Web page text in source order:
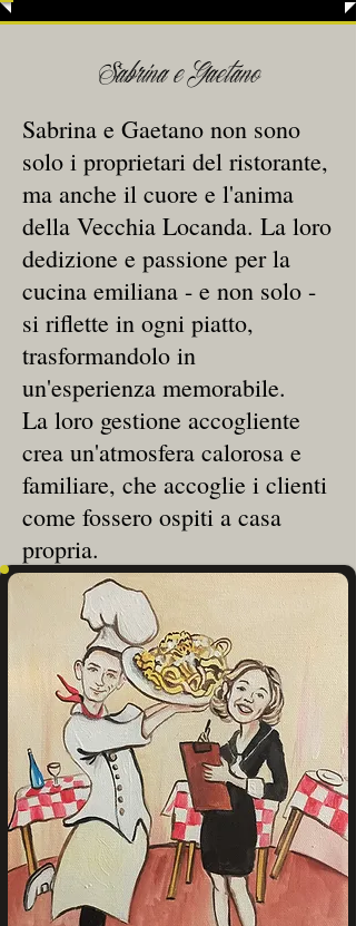
Sabrina e Gaetano
Sabrina e Gaetano non sono
solo i proprietari del ristorante,
ma anche il cuore e l'anima
della Vecchia Locanda. La loro
dedizione e passione per la
cucina emiliana - e non solo -
si riflette in ogni piatto,
trasformandolo in
un'esperienza memorabile.
La loro gestione accogliente
crea un'atmosfera calorosa e
familiare, che accoglie i clienti
come fossero ospiti a casa
propria.